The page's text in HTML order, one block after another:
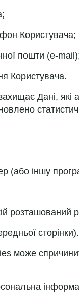
Користувача;
пошти (e-
Користувача.
Дані,
(або іншу
розташований
сторінки).
може